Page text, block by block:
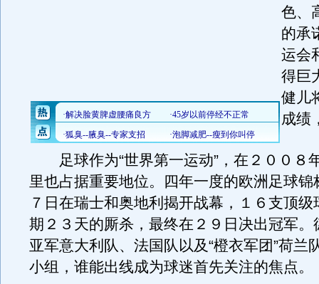
色、
的承
运会
得巨
健儿
成绩
足球作为“世界第一运动”，在２００８
里也占据重要地位。四年一度的欧洲足球锦
７日在瑞士和奥地利揭开战幕，１６支顶
期２３天的厮杀，最终在２９日决出冠军。
亚军意大利队、法国队以及“橙衣军团”荷兰
小组，谁能出线成为球迷首先关注的焦点。